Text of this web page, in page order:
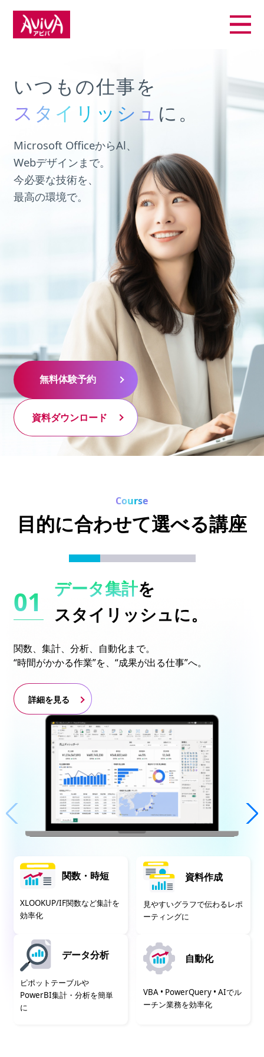
スタイリッシュ
無料体験予約
資料ダウンロード
いつもの仕事を
スタイリッシュ に。
Microsoft OfficeからAl、
Webデザインまで。
今必要な技術を、
最高の環境で。
無料体験予約
資料ダウンロード
Course
目的に合わせて選べる講座
データ集計を
スタイリッシュに。
関数、集計、分析、自動化まで。
“時間がかかる作業”を、“成果が出る仕事”へ。
詳細を見る
関数・時短
XLOOKUP/IF関数など集計を
効率化
資料作成
見やすいグラフで伝わるレポ
ーティングに
データ分析
ピポットテーブルや
PowerBI集計・分析を簡単
に
自動化
VBA • PowerQuery • AIでル
ーチン業務を効率化